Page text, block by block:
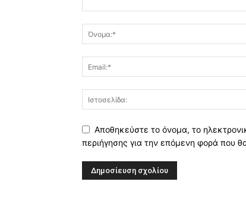
Αποθηκεύστε το όνομα, το
περιήγησης για την επόμενη φορά που